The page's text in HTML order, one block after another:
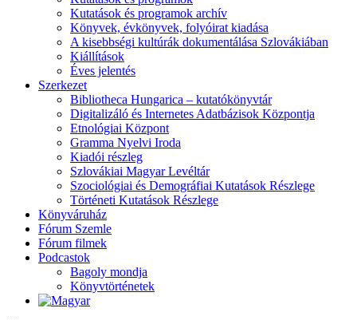
Kutatások és programok archív
Könyvek, évkönyvek, folyóirat kiadása
A kisebbségi kultúrák dokumentálása Szlovákiában
Kiállítások
Éves jelentés
Szerkezet
Bibliotheca Hungarica – kutatókönyvtár
Digitalizáló és Internetes Adatbázisok Központja
Etnológiai Központ
Gramma Nyelvi Iroda
Kiadói részleg
Szlovákiai Magyar Levéltár
Szociológiai és Demográfiai Kutatások Részlege
Történeti Kutatások Részlege
Könyváruház
Fórum Szemle
Fórum filmek
Podcastok
Bagoly mondja
Könyvtörténetek